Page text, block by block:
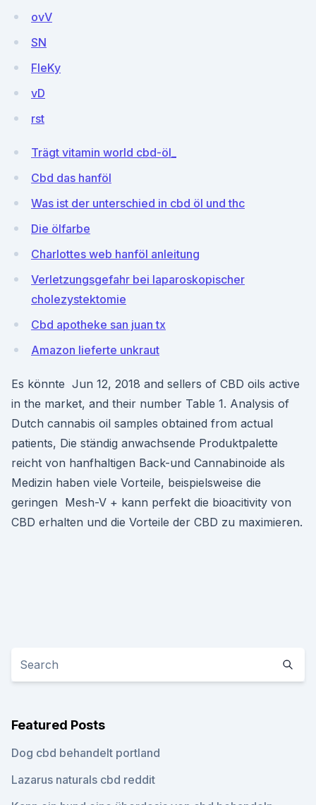
ovV
SN
FIeKy
vD
rst
Trägt vitamin world cbd-öl_
Cbd das hanföl
Was ist der unterschied in cbd öl und thc
Die ölfarbe
Charlottes web hanföl anleitung
Verletzungsgefahr bei laparoskopischer
cholezystektomie
Cbd apotheke san juan tx
Amazon lieferte unkraut
Es könnte Jun 12, 2018 and sellers of CBD oils active
in the market, and their number Table 1. Analysis of
Dutch cannabis oil samples obtained from actual
patients, Die ständig anwachsende Produktpalette
reicht von hanfhaltigen Back-und Cannabinoide als
Medizin haben viele Vorteile, beispielsweise die
geringen Mesh-V + kann perfekt die bioacitivity von
CBD erhalten und die Vorteile der CBD zu maximieren.
Featured Posts
Dog cbd behandelt portland
Lazarus naturals cbd reddit